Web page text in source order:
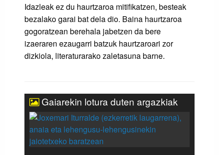
Idazleak ez du haurtzaroa mitifikatzen, besteak
bezalako garai bat dela dio. Baina haurtzaroa
gogoratzean berehala jabetzen da bere
izaeraren ezaugarri batzuk haurtzaroari zor
dizkiola, literaturarako zaletasuna barne.
Gaiarekin lotura duten argazkiak